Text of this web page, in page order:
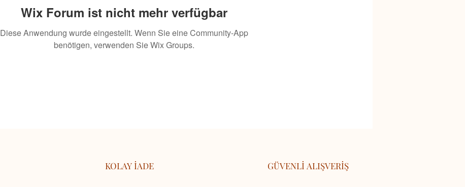
Wix Forum ist nicht mehr verfügbar
Diese Anwendung wurde eingestellt. Wenn Sie eine Community-App
benötigen, verwenden Sie Wix Groups.
KOLAY İADE GÜVENLİ ALIŞVERİŞ